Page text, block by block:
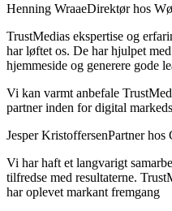
Henning WraaeDirektør hos
TrustMedias ekspertise og
har løftet os. De har hjulpet
hjemmeside og generere gode
Vi kan varmt anbefale
partner inden for digital
Jesper KristoffersenPartner hos
Vi har haft et langvarigt
tilfredse med resultaterne.
har oplevet markant fremgang